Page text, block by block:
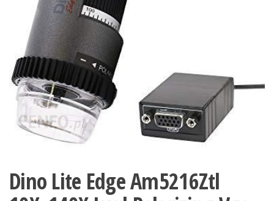
Dino Lite Edge Am5216Ztl